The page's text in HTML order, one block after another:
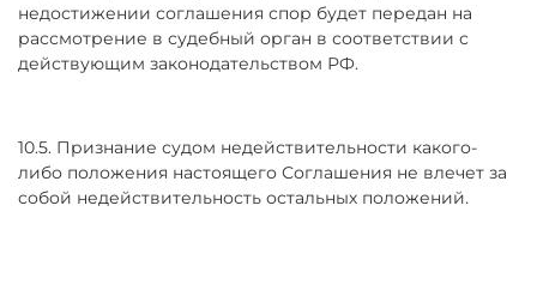
недостижении соглашения спор будет передан на
рассмотрение в судебный орган в соответствии с
действующим законодательством РФ.
10.5. Признание судом недействительности какого-
либо положения настоящего Соглашения не влечет за
собой недействительность остальных положений.